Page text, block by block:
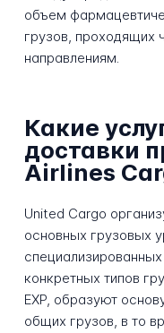
объем
грузов, проходящих
направлениям.
Какие
доставки
Airlines
United Cargo
основных грузовых
конкретных типов
EXP, образуют
общих грузов, в то